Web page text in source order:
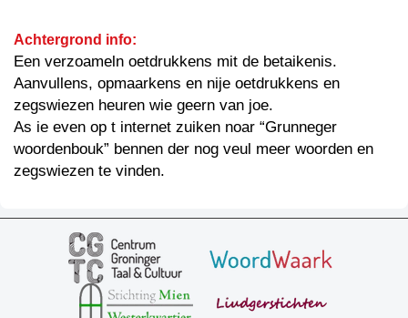
Achtergrond info:
Een verzoameln oetdrukkens mit de betaikenis.
Aanvullens, opmaarkens en nije oetdrukkens en
zegswiezen heuren wie geern van joe.
As ie even op t internet zuiken noar “Grunneger
woordenbouk” bennen der nog veul meer woorden en
zegswiezen te vinden.